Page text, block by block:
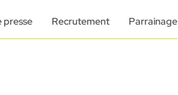
presse Recrutement Parrainage